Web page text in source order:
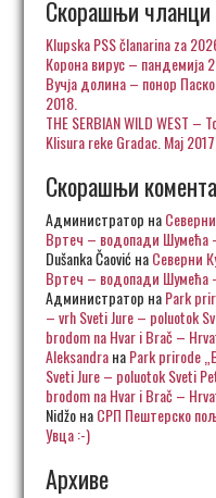
Скорашњи чланци
Klupska PSS članarina za
Корона вирус – пандемија
Вучја долина – понор
2018.
THE SERBIAN WILD WEST
Klisura reke Gradac. Maj
Скорашњи
Администратор на
Вртеч – водопади Шумећа
Dušanka ČaovićнаСеверни
Вртеч – водопади Шумећа
Администратор наPark
– vrh Sveti Jure – poluotok
brodom na Hvar i Brač –
AleksandraнаPark prirode
Sveti Jure – poluotok Sveti
brodom na Hvar i Brač –
NidžoнаСРП Пештерско
Увца :-)
Архиве